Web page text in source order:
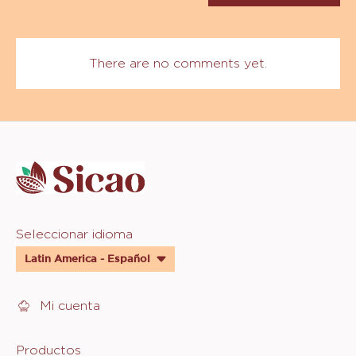
There are no comments yet.
info
Website
quick
links
Seleccionar idioma
Latin America - Español
Mi cuenta
Productos